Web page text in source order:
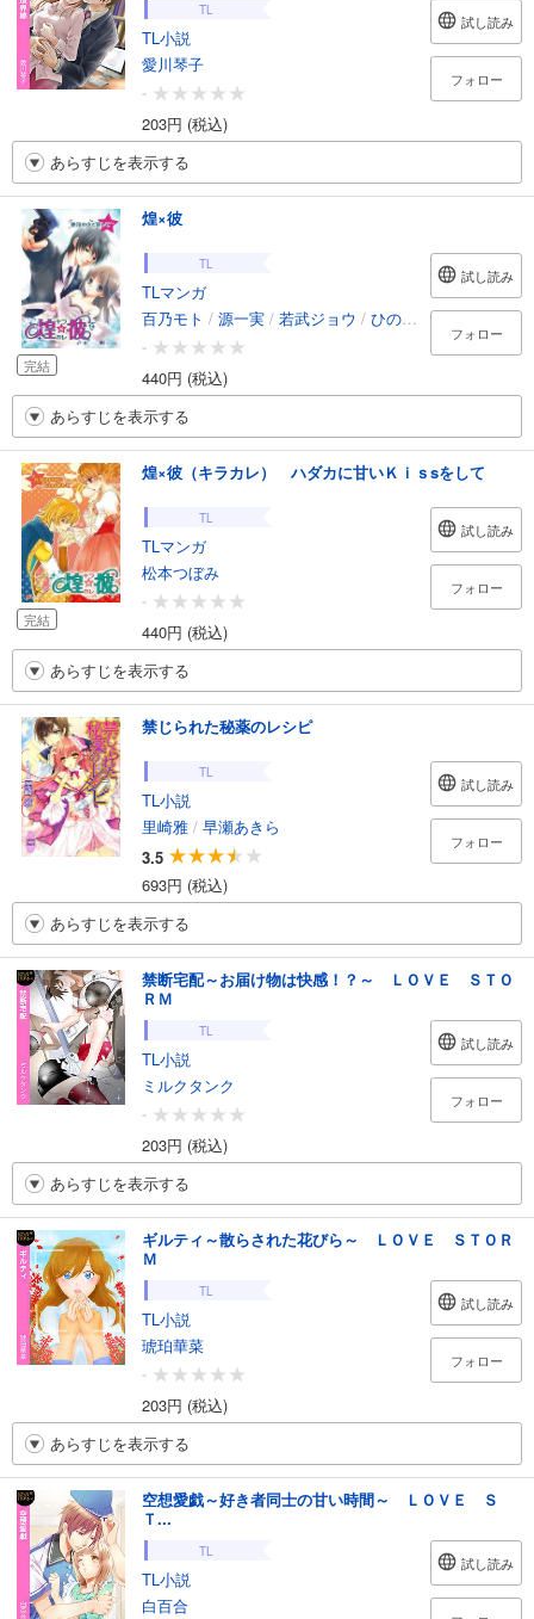
TL
TL小説
愛川琴子
-
203円 (税込)
試し読み
フォロー
あらすじを表示する
完結
煌×彼
TL
TLマンガ
百乃モト / 源一実 / 若武ジョウ / ひのもとめぐる
-
440円 (税込)
試し読み
フォロー
あらすじを表示する
完結
煌×彼（キラカレ） ハダカに甘いＫｉｓsをして
TL
TLマンガ
松本つぼみ
-
440円 (税込)
試し読み
フォロー
あらすじを表示する
禁じられた秘薬のレシピ
TL
TL小説
里崎雅 / 早瀬あきら
3.5
693円 (税込)
試し読み
フォロー
あらすじを表示する
禁断宅配～お届け物は快感！？～ ＬＯＶＥ ＳＴＯ
ＲＭ
TL
TL小説
ミルクタンク
-
203円 (税込)
試し読み
フォロー
あらすじを表示する
ギルティ～散らされた花びら～ ＬＯＶＥ ＳＴＯＲ
Ｍ
TL
TL小説
琥珀華菜
-
203円 (税込)
試し読み
フォロー
あらすじを表示する
空想愛戯～好き者同士の甘い時間～ ＬＯＶＥ Ｓ
Ｔ...
TL
TL小説
白百合
試し読み